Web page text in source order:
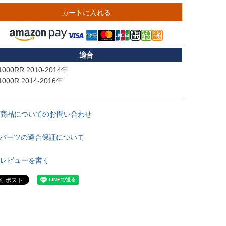
カートに入れる
適合
2010-2014年
2014-2016年
商品についてのお問い合わせ
パーツの適合保証について
レビューを書く